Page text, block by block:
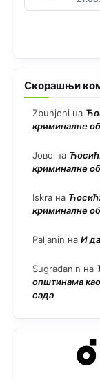
Скорашњи
Zbunjeni на
криминалне
Јово на
криминалне
Iskra на
криминалне
Paljanin на И
Sugrađanin на
општинама
сада